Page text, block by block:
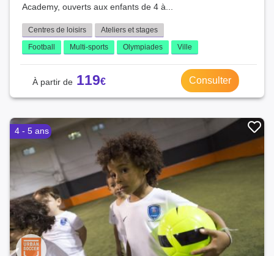
Academy, ouverts aux enfants de 4 à...
Centres de loisirs
Ateliers et stages
Football
Multi-sports Olympiades Ville
119 Consulter
4 - 5 ans